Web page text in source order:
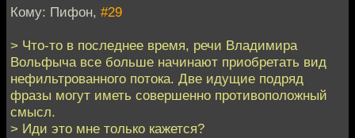
Кому: Пифон, #29
> Что-то в последнее время, речи Владимира
Вольфыча все больше начинают приобретать вид
нефильтрованного потока. Две идущие подряд
фразы могут иметь совершенно противоположный
смысл.
> Иди это мне только кажется?